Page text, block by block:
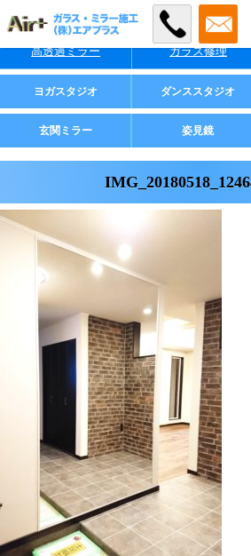
特徴 料金
高透過ミラー ガラス修理
業者様・店舗様向け
ヨガスタジオ ダンススタジオ
ご家庭用
玄関ミラー 姿見鏡